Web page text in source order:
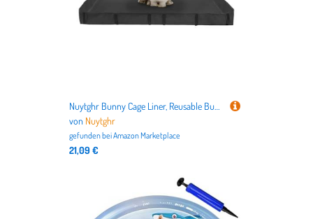
Nuytghr Bunny Cage Liner, Reusable Bunny Bedding Mat Pee Pads 141x69x11cm, Anti-Skid Pet Bedding for Small Animals, Hedgehog, Hamster, Chinchilla, PVC Mesh Cloth
von Nuytghr
gefunden beiAmazon Marketplace
21,09 €